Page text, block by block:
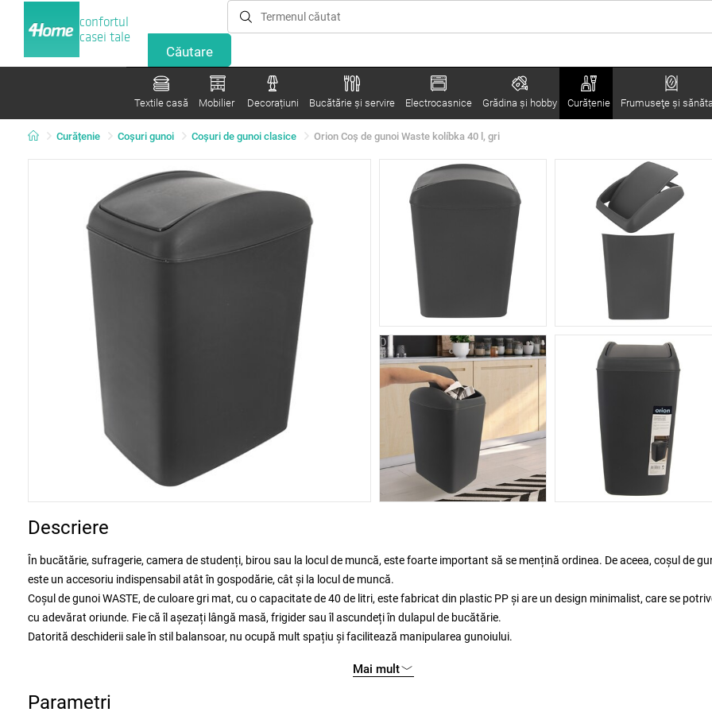
confortul
casei tale
Textile casă Mobilier Decorațiuni Bucătărie și servire Electrocasnice Grădina şi hobby Curățenie Frumuseţe şi
Curățenie Coşuri gunoi Coşuri de gunoi clasice Orion Coș de gunoi Waste kolíbka 40 l, gri
Descriere
În bucătărie, sufragerie, camera de studenți, birou sau la locul de muncă, este foarte important să se mențină ordinea. De aceea, coșul de
este un accesoriu indispensabil atât în gospodărie, cât și la locul de muncă.
Coșul de gunoi WASTE, de culoare gri mat, cu o capacitate de 40 de litri, este fabricat din plastic PP și are un design minimalist, care se
cu adevărat oriunde. Fie că îl așezați lângă masă, frigider sau îl ascundeți în dulapul de bucătărie.
Datorită deschiderii sale în stil balansoar, nu ocupă mult spațiu și facilitează manipularea gunoiului.
Mai mult
Parametri